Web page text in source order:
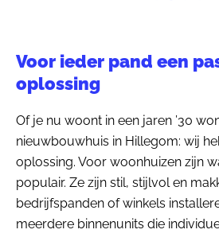
Voor ieder pand een
oplossing
Of je nu woont in een jaren ’30
nieuwbouwhuis in Hillegom: wij
oplossing. Voor woonhuizen zijn
populair. Ze zijn stil, stijlvol en
bedrijfspanden of winkels
meerdere binnenunits die